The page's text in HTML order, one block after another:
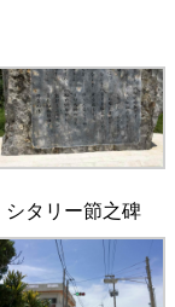
シタリー節之碑